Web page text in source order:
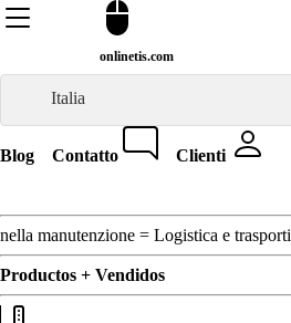
onlinetis.com
Italia
Blog Contatto Clienti
nella manutenzione = Logistica e trasporti
Productos + Vendidos